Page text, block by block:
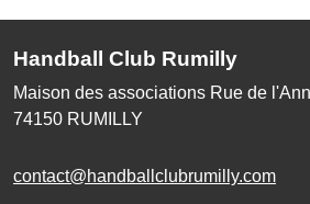
Handball Club Rumilly
Maison des associations Rue de
74150 RUMILLY
contact@handballclubrumilly.com